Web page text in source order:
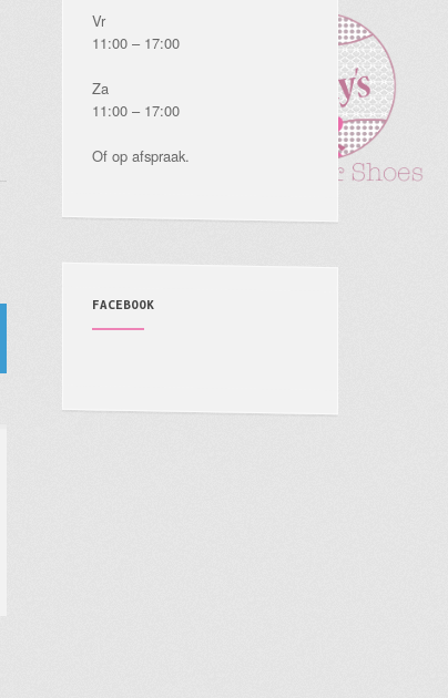
Vr
11:00 – 17:00
Za
11:00 – 17:00
Of op afspraak.
FACEBOOK